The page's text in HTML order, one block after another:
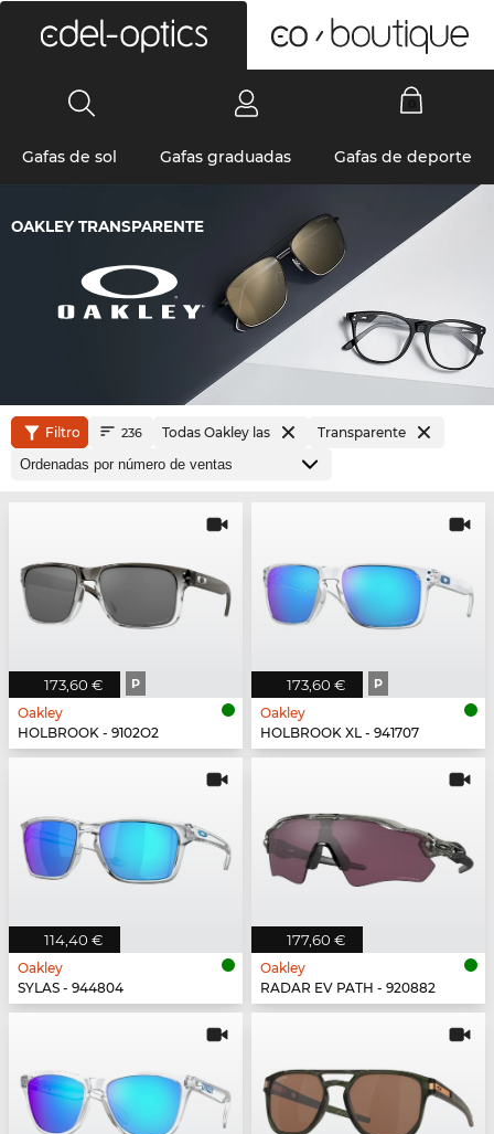
Gafas de sol Gafas graduadas Gafas de deporte
OAKLEY TRANSPARENTE
Filtro 236 Todas Oakley las Transparente
173,60 € P
Oakley
HOLBROOK - 9102O2
173,60 € P
Oakley
HOLBROOK XL - 941707
114,40 €
Oakley
SYLAS - 944804
177,60 €
Oakley
RADAR EV PATH - 920882